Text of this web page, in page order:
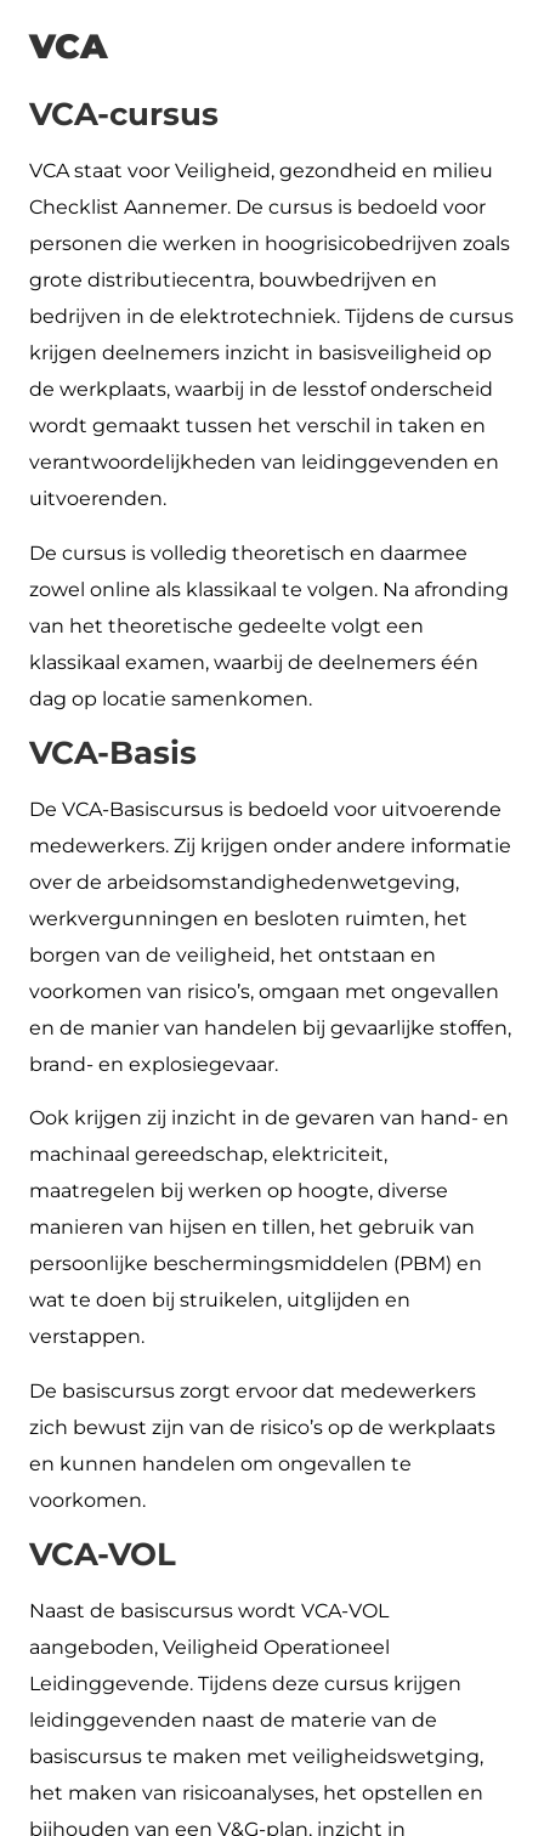
VCA
VCA-cursus
VCA staat voor Veiligheid, gezondheid en milieu
Checklist Aannemer. De cursus is bedoeld voor
personen die werken in hoogrisicobedrijven zoals
grote distributiecentra, bouwbedrijven en
bedrijven in de elektrotechniek. Tijdens de cursus
krijgen deelnemers inzicht in basisveiligheid op
de werkplaats, waarbij in de lesstof onderscheid
wordt gemaakt tussen het verschil in taken en
verantwoordelijkheden van leidinggevenden en
uitvoerenden.
De cursus is volledig theoretisch en daarmee
zowel online als klassikaal te volgen. Na afronding
van het theoretische gedeelte volgt een
klassikaal examen, waarbij de deelnemers één
dag op locatie samenkomen.
VCA-Basis
De VCA-Basiscursus is bedoeld voor uitvoerende
medewerkers. Zij krijgen onder andere informatie
over de arbeidsomstandighedenwetgeving,
werkvergunningen en besloten ruimten, het
borgen van de veiligheid, het ontstaan en
voorkomen van risico’s, omgaan met ongevallen
en de manier van handelen bij gevaarlijke stoffen,
brand- en explosiegevaar.
Ook krijgen zij inzicht in de gevaren van hand- en
machinaal gereedschap, elektriciteit,
maatregelen bij werken op hoogte, diverse
manieren van hijsen en tillen, het gebruik van
persoonlijke beschermingsmiddelen (PBM) en
wat te doen bij struikelen, uitglijden en
verstappen.
De basiscursus zorgt ervoor dat medewerkers
zich bewust zijn van de risico’s op de werkplaats
en kunnen handelen om ongevallen te
voorkomen.
VCA-VOL
Naast de basiscursus wordt VCA-VOL
aangeboden, Veiligheid Operationeel
Leidinggevende. Tijdens deze cursus krijgen
leidinggevenden naast de materie van de
basiscursus te maken met veiligheidswetging,
het maken van risicoanalyses, het opstellen en
bijhouden van een V&G-plan, inzicht in